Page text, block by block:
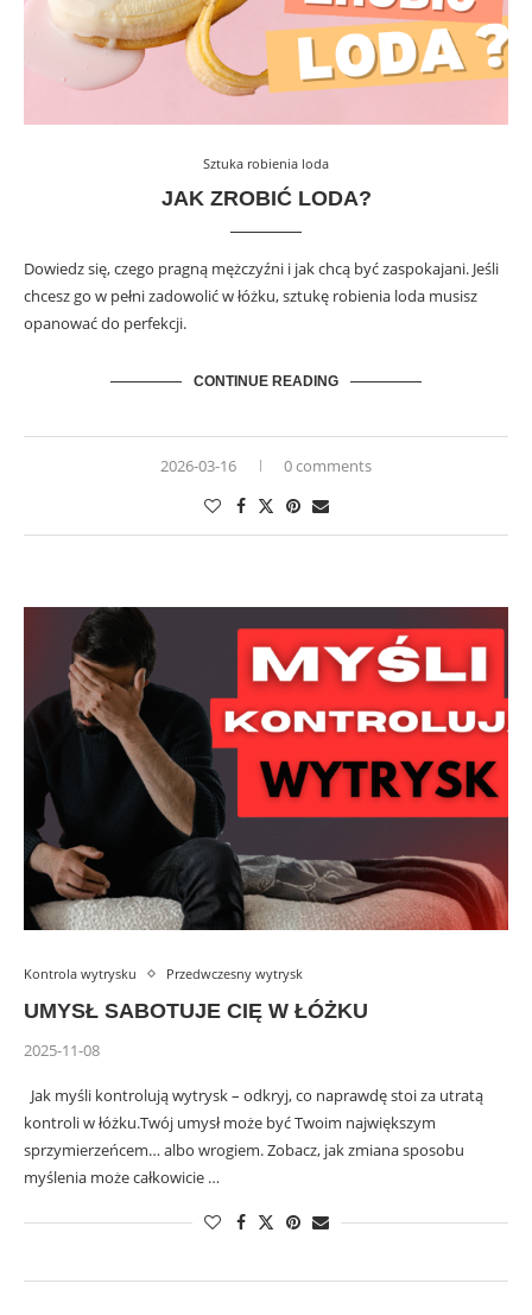
Sztuka robienia loda
JAK ZROBIĆ LODA?
Dowiedz się, czego pragną mężczyźni i jak chcą być zaspokajani. Jeśli
chcesz go w pełni zadowolić w łóżku, sztukę robienia loda musisz
opanować do perfekcji.
CONTINUE READING
2026-03-16 0 comments
Kontrola wytrysku Przedwczesny wytrysk
UMYSŁ SABOTUJE CIĘ W ŁÓŻKU
2025-11-08
Jak myśli kontrolują wytrysk – odkryj, co naprawdę stoi za utratą
kontroli w łóżku.Twój umysł może być Twoim największym
sprzymierzeńcem… albo wrogiem. Zobacz, jak zmiana sposobu
myślenia może całkowicie …